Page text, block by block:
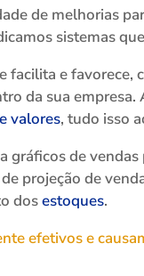
de melhorias
sistemas
facilita e favorece,
da sua
valores, tudo isso
gráficos de
projeção de
dosestoques.
efetivos e